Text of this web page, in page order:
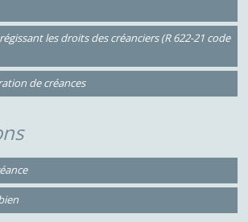
les droits des créanciers (R 622-21 code
de créances